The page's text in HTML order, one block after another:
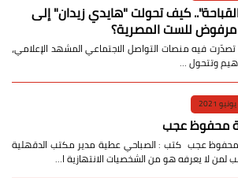
كيف تحولت "هايدي زيدان" إلى
للست المصرية؟
فيه منصات التواصل الاجتماعي المشهد الإعلامي،
وتتحول …
محفوظ عجب
عجب كتب : الصباحي عطية مدير مكتب الدقهلية
لا يعرفه هو من الشخصيات الانتهازية ا…